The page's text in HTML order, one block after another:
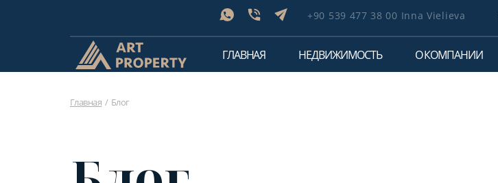
+90 539 477 38 00 Inna Vielieva
ГЛАВНАЯ НЕДВИЖИМОСТЬ О КОМПАНИИ
Главная Блог